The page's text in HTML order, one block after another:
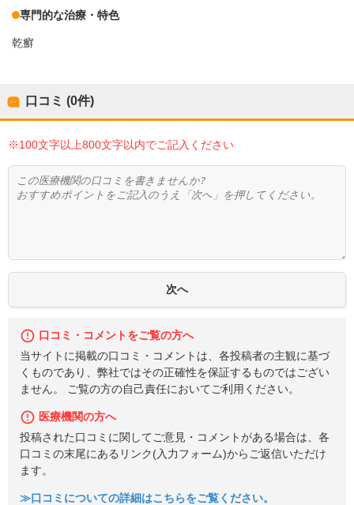
専門的な治療・特色
乾癬
口コミ (0件)
※100文字以上800文字以内でご記入ください
口コミ・コメントをご覧の方へ
当サイトに掲載の口コミ・コメントは、各投稿者の主観に基づ
くものであり、弊社ではその正確性を保証するものではござい
ません。 ご覧の方の自己責任においてご利用ください。
医療機関の方へ
投稿された口コミに関してご意見・コメントがある場合は、各
口コミの末尾にあるリンク(入力フォーム)からご返信いただけ
ます。
≫口コミについての詳細はこちらをご覧ください。